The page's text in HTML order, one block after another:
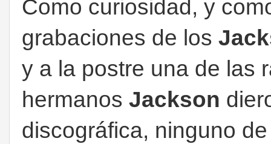
Como curiosidad, y
grabaciones de los
y a la postre una de las
hermanos Jackson
discográfica, ninguno